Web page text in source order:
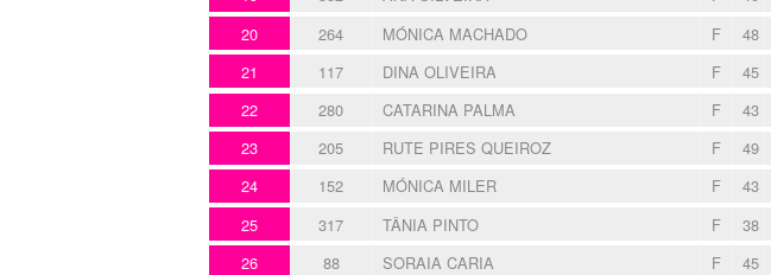
20 264 MÓNICA MACHADO F 48
21 117 DINA OLIVEIRA F 45
22 280 CATARINA PALMA F 43
23 205 RUTE PIRES QUEIROZ F 49
24 152 MÓNICA MILER F 43
25 317 TÂNIA PINTO F 38
26 88 SORAIA CARIA F 45